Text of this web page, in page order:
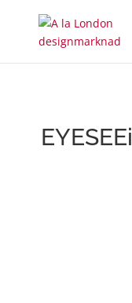
EYESEEi